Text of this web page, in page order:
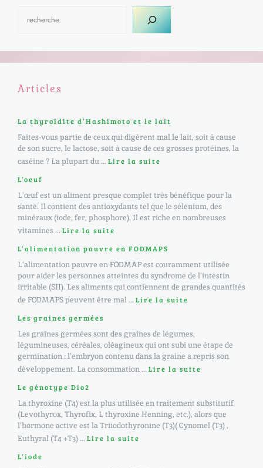
Articles
La thyroïdite d’Hashimoto et le lait
Faites-vous partie de ceux qui digèrent mal le lait, soit à cause
de son sucre, le lactose, soit à cause de ces grosses protéines, la
caséine ? La plupart du ... Lire la suite
L’oeuf
L’œuf est un aliment presque complet très bénéfique pour la
santé. Il contient des antioxydants tel que le sélénium, des
minéraux (iode, fer, phosphore). Il est riche en nombreuses
vitamines ... Lire la suite
L’alimentation pauvre en FODMAPS
L’alimentation pauvre en FODMAP est couramment utilisée
pour aider les personnes atteintes du syndrome de l’intestin
irritable (SII). Les aliments qui contiennent de grandes quantités
de FODMAPS peuvent être mal ... Lire la suite
Les graines germées
Les graines germées sont des graines de légumes,
légumineuses, céréales, oléagineux qui ont subi une étape de
germination : l’embryon contenu dans la graine a repris son
développement. La consommation ... Lire la suite
Le génotype Dio2
La thyroxine (T4) est la plus utilisée en traitement substitutif
(Levothyrox, Thyrofix, L thyroxine Henning, etc.), alors que
l’hormone active est la Triiodothyronine (T3)( Cynomel (T3) ,
Euthyral (T4 +T3) ... Lire la suite
L’iode